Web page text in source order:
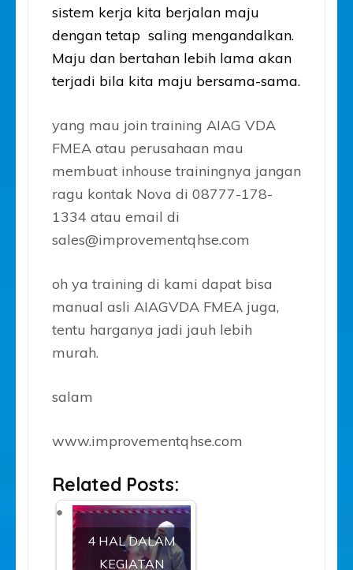
sistem kerja kita berjalan maju
dengan tetap saling mengandalkan.
Maju dan bertahan lebih lama akan
terjadi bila kita maju bersama-sama.
yang mau join training AIAG VDA
FMEA atau perusahaan mau
membuat inhouse trainingnya jangan
ragu kontak Nova di 08777-178-
1334 atau email di
sales@improvementqhse.com
oh ya training di kami dapat bisa
manual asli AIAGVDA FMEA juga,
tentu harganya jadi jauh lebih
murah.
salam
www.improvementqhse.com
Related Posts:
4 HAL DALAM
KEGIATAN